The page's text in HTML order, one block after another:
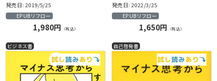
発売日: 2019/5/25
EPUBリフロー
1,980円 （税込）
発売日: 2022/3/25
EPUBリフロー
1,650円 （税込）
ビジネス書 自己啓発書